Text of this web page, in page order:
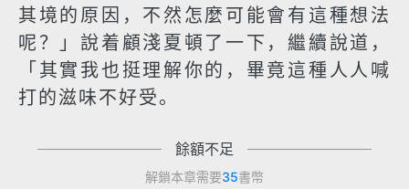
其境的原因，不然怎麼可能會有這種想法
呢？」說着顧淺夏頓了一下，繼續說道，
「其實我也挺理解你的，畢竟這種人人喊
打的滋味不好受。
餘額不足
解鎖本章需要35書幣